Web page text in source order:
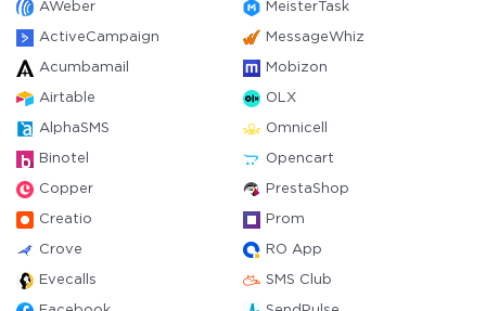
AWeber MeisterTask
ActiveCampaign MessageWhiz
Acumbamail Mobizon
Airtable OLX
AlphaSMS Omnicell
Binotel Opencart
Copper PrestaShop
Creatio Prom
Crove RO App
Evecalls SMS Club